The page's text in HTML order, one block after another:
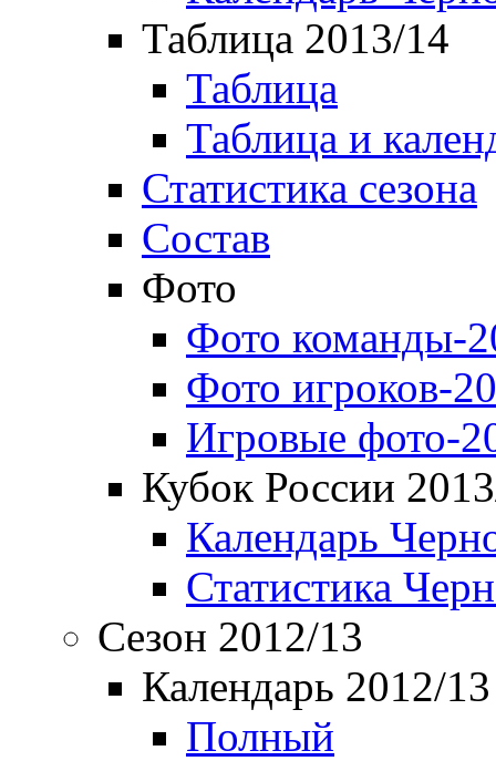
Таблица 2013/14
Таблица
Таблица и
Статистика сезона
Состав
Фото
Фото команды-
Фото игроков-
Игровые фото-
Кубок России
Календарь
Статистика
Сезон 2012/13
Календарь 2012/13
Полный